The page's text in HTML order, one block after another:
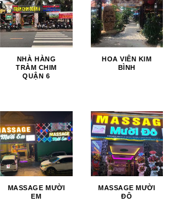
NHÀ HÀNG
TRÀM CHIM
QUẬN 6
HOA VIÊN KIM
BÌNH
MASSAGE MƯỜI
EM
MASSAGE MƯỜI
ĐÔ